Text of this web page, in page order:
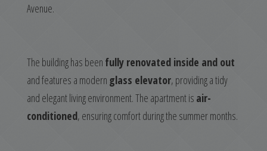
Avenue.
The building has been fully renovated inside and out
and features a modern glass elevator, providing a tidy
and elegant living environment. The apartment is air-
conditioned, ensuring comfort during the summer months.